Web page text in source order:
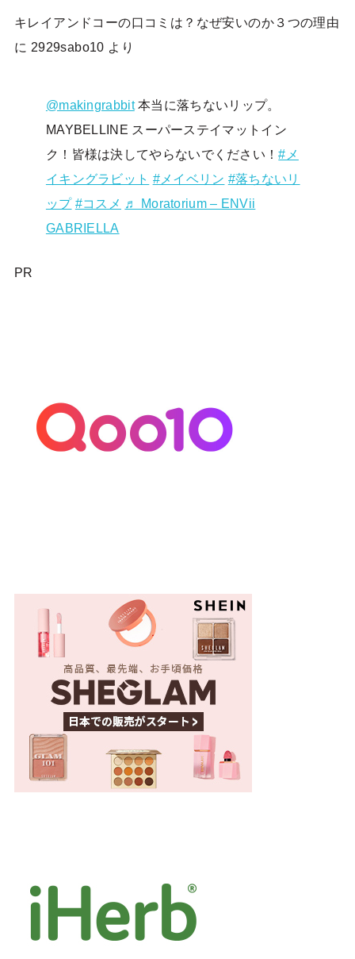
キレイアンドコーの口コミは？なぜ安いのか３つの理由
に 2929sabo10 より
@makingrabbit本当に落ちないリップ。
MAYBELLINE スーパーステイマットイン
ク！皆様は決してやらないでください！#メ
イキングラビット #メイベリン #落ちないリ
ップ #コスメ ♬ Moratorium – ENVii
GABRIELLA
PR